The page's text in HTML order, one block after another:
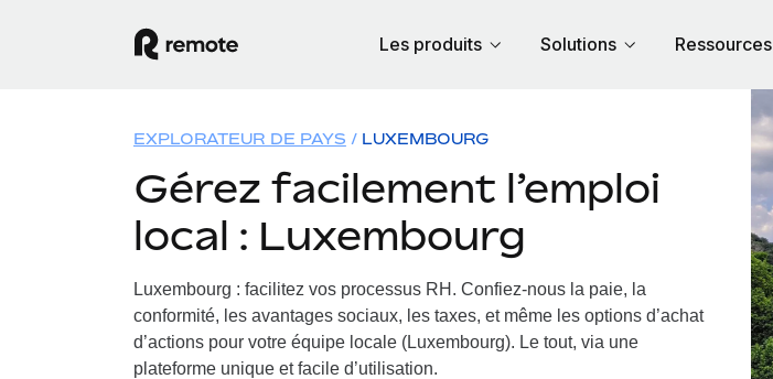
Les produits Solutions Ressources
EXPLORATEUR DE PAYS LUXEMBOURG
Gérez facilement l’emploi
local : Luxembourg
Luxembourg : facilitez vos processus RH. Confiez-nous la paie, la
conformité, les avantages sociaux, les taxes, et même les options d’achat
d’actions pour votre équipe locale (Luxembourg). Le tout, via une
plateforme unique et facile d’utilisation.